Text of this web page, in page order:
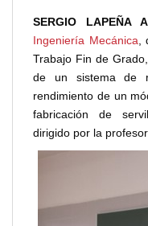
SERGIO LAPEÑA
Ingeniería Mecánica,
Trabajo Fin de
de un sistema de
rendimiento de un
fabricación de
dirigido por la